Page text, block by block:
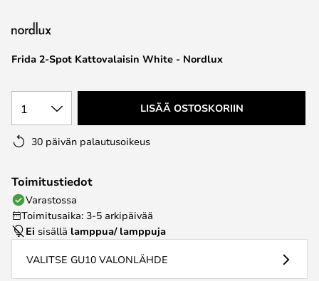
the
gallery
Frida 2-Spot Kattovalaisin White - Nordlux
1 LISÄÄ OSTOSKORIIN
30 päivän palautusoikeus
Toimitustiedot
Varastossa
Toimitusaika: 3-5 arkipäivää
Ei sisällä lamppua/ lamppuja
VALITSE GU10 VALONLÄHDE